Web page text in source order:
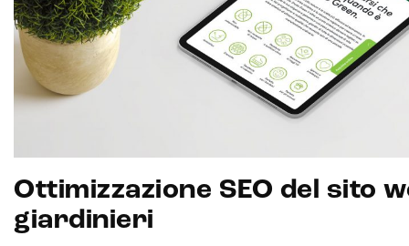
Intelligenza Artificiale e AR VR -
Metaverso
Ottimizzazione SEO del sito
giardinieri